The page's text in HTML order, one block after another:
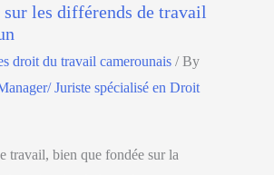
les différends de travail
droit du travail camerounais / By
Juriste spécialisé en Droit
travail, bien que fondée sur la